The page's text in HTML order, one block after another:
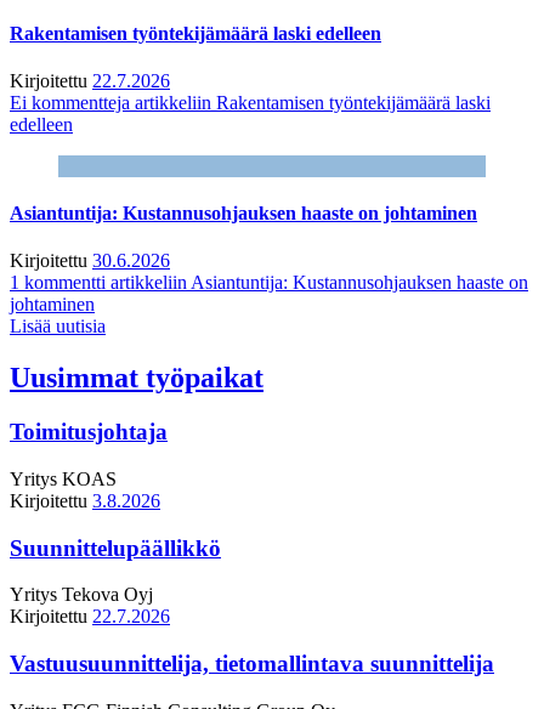
Rakentamisen työntekijämäärä laski edelleen
Kirjoitettu 22.7.2026
Ei kommentteja artikkeliin Rakentamisen työntekijämäärä laski
edelleen
Asiantuntija: Kustannusohjauksen haaste on johtaminen
Kirjoitettu 30.6.2026
1 kommentti artikkeliin Asiantuntija: Kustannusohjauksen haaste on
johtaminen
Lisää uutisia
Uusimmat työpaikat
Toimitusjohtaja
Yritys KOAS
Kirjoitettu 3.8.2026
Suunnittelupäällikkö
Yritys Tekova Oyj
Kirjoitettu 22.7.2026
Vastuusuunnittelija, tietomallintava suunnittelija